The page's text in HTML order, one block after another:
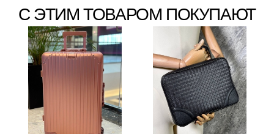
С ЭТИМ ТОВАРОМ ПОКУПАЮТ